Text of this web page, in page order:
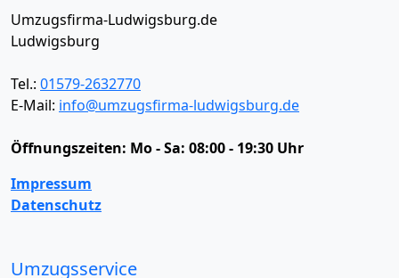
Umzugsfirma-Ludwigsburg.de
Ludwigsburg
Tel.: 01579-2632770
E-Mail: info@umzugsfirma-ludwigsburg.de
Öffnungszeiten: Mo - Sa: 08:00 - 19:30 Uhr
Impressum
Datenschutz
Umzugsservice